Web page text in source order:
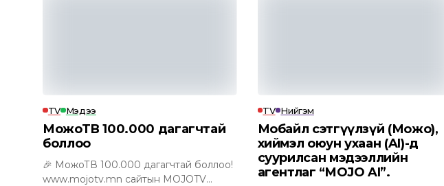
TV Мэдээ
МожоТВ 100.000 дагагчтай
боллоо
🎉 МожоТВ 100.000 дагагчтай боллоо!
www.mojotv.mn сайтын MOJOTV
TV Нийгэм
Мобайл сэтгүүлзүй (Можо),
хиймэл оюун ухаан (AI)-д
суурилсан мэдээллийн
агентлаг “MOJO AI”.